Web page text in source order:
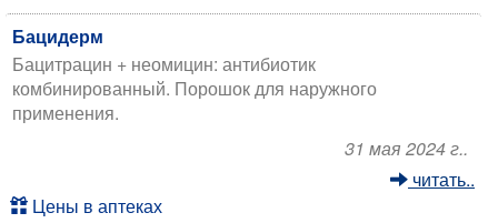
Бацидерм
Бацитрацин + неомицин: антибиотик
комбинированный. Порошок для наружного
применения.
31 мая 2024 г..
читать..
Цены в аптеках